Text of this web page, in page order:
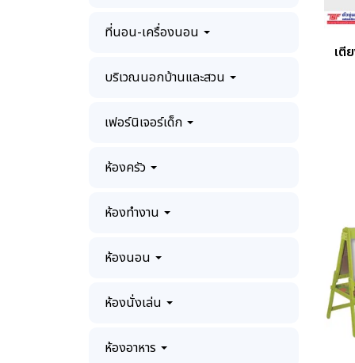
ที่นอน-เครื่องนอน
บริเวณนอกบ้านและสวน
เฟอร์นิเจอร์เด็ก
ห้องครัว
ห้องทำงาน
ห้องนอน
ห้องนั่งเล่น
ห้องอาหาร
เตี